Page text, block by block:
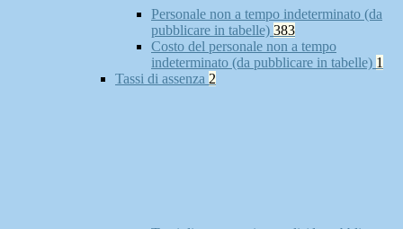
Personale non a tempo indeterminato (da
pubblicare in tabelle) 383
Costo del personale non a tempo
indeterminato (da pubblicare in tabelle) 1
Tassi di assenza 2